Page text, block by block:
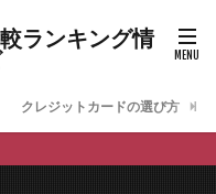
クレジットカードの選び方